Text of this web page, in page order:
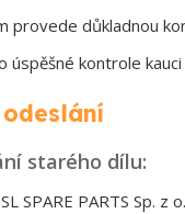
provede důkladnou
úspěšné kontrole
starého dílu:
SL SPARE PARTS Sp. z